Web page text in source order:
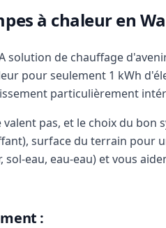
à chaleur en
solution de chauffage
pour seulement 1 kWh
particulièrement
pas, et le choix du
surface du terrain pour
sol-eau, eau-eau) et vous
: